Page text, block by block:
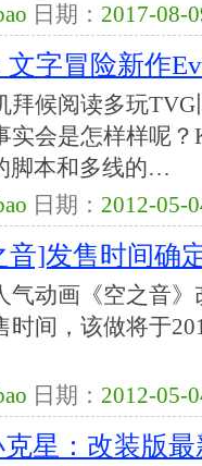
日期： 2017-08-
字冒险新作
拜候阅读多玩
实会是怎样样呢
脚本和多线的…
日期： 2012-05-
音]发售时间确
动画《空之音》
时间，该做将于
日期： 2012-05-
星：改装版